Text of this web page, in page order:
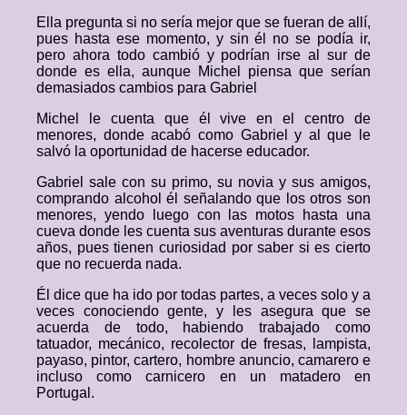
Ella pregunta si no sería mejor que se fueran de allí,
pues hasta ese momento, y sin él no se podía ir,
pero ahora todo cambió y podrían irse al sur de
donde es ella, aunque Michel piensa que serían
demasiados cambios para Gabriel
Michel le cuenta que él vive en el centro de
menores, donde acabó como Gabriel y al que le
salvó la oportunidad de hacerse educador.
Gabriel sale con su primo, su novia y sus amigos,
comprando alcohol él señalando que los otros son
menores, yendo luego con las motos hasta una
cueva donde les cuenta sus aventuras durante esos
años, pues tienen curiosidad por saber si es cierto
que no recuerda nada.
Él dice que ha ido por todas partes, a veces solo y a
veces conociendo gente, y les asegura que se
acuerda de todo, habiendo trabajado como
tatuador, mecánico, recolector de fresas, lampista,
payaso, pintor, cartero, hombre anuncio, camarero e
incluso como carnicero en un matadero en
Portugal.